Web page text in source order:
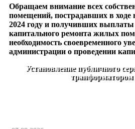
Обращаем внимание всех
помещений, пострадавших в ходе
2024 году и получивших выплаты
капитального ремонта жилых
необходимость своевременного
администрации о проведении
Установление публичного